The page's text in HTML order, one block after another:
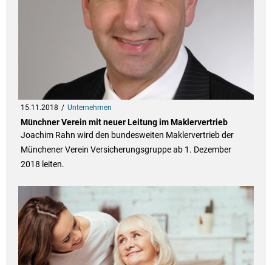
15.11.2018 Unternehmen
Münchner Verein mit neuer Leitung im Maklervertrieb
Joachim Rahn wird den bundesweiten Maklervertrieb der
Münchener Verein Versicherungsgruppe ab 1. Dezember
2018 leiten.